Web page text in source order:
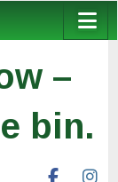
–
bin.